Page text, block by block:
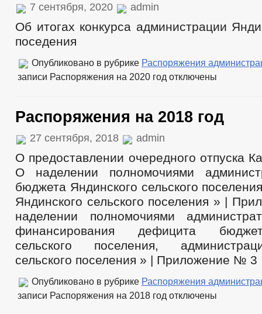
7 сентября, 2020 admin
Об итогах конкурса администрации
поседения
Опубликовано в рубрике Распоряжения
записи Распоряжения на 2020 год отключены
Распоряжения на 2018 год
27 сентября, 2018 admin
О предоставлении очередного отпуска
О наделении полномочиями
бюджета Яндинского сельского
Яндинского сельского поселения » |
наделении полномочиями
финансирования дефицита
сельского поселения,
сельского поселения » | Приложение № 3
Опубликовано в рубрике Распоряжения
записи Распоряжения на 2018 год отключены